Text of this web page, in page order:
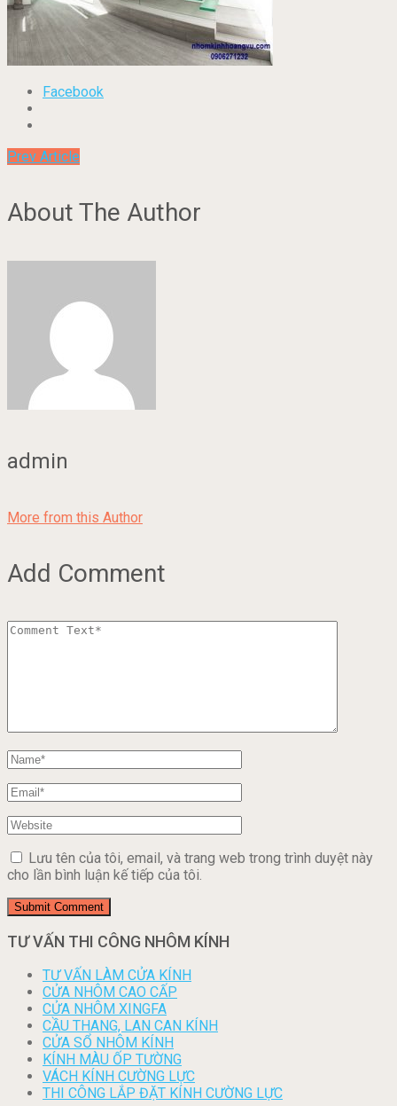
Facebook
Prev Article
About The Author
admin
More from this Author
Add Comment
Lưu tên của tôi, email, và trang web trong trình duyệt này
cho lần bình luận kế tiếp của tôi.
TƯ VẤN THI CÔNG NHÔM KÍNH
TƯ VẤN LÀM CỬA KÍNH
CỬA NHÔM CAO CẤP
CỬA NHÔM XINGFA
CẦU THANG, LAN CAN KÍNH
CỬA SỔ NHÔM KÍNH
KÍNH MÀU ỐP TƯỜNG
VÁCH KÍNH CƯỜNG LỰC
THI CÔNG LẮP ĐẶT KÍNH CƯỜNG LỰC